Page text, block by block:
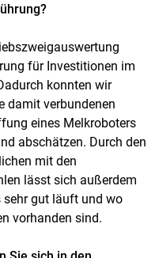
für Investitionen im
konnten wir
damit verbundenen
eines Melkroboters
abschätzen. Durch den
mit den
lässt sich außerdem
sehr gut läuft und wo
vorhanden sind.